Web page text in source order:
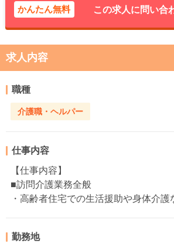
かんたん無料 この求人に問い合
求人内容
職種
介護職・ヘルパー
仕事内容
【仕事内容】
■訪問介護業務全般
・高齢者住宅での生活援助や身体介護
勤務地